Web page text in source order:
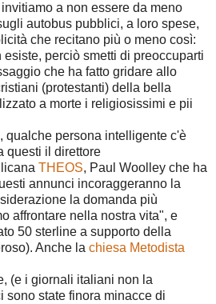
a non essere da meno
autobus pubblici, a loro spese,
che recitano più o meno così:
perciò smetti di preoccuparti
che ha fatto gridare allo
(protestanti) della bella
a morte i religiosissimi e pii
qualche persona intelligente c'è
questi il direttore
THEOS, Paul Woolley che ha
annunci incoraggeranno la
la domanda più
affrontare nella nostra vita", e
50 sterline a supporto della
Anche la chiesa Metodista
(e i giornali italiani non la
sono state finora minacce di